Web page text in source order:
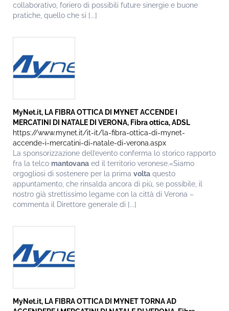
collaborativo, foriero di possibili future sinergie e buone
pratiche, quello che si [...]
MyNet.it, LA FIBRA OTTICA DI MYNET ACCENDE I
MERCATINI DI NATALE DI VERONA, Fibra ottica, ADSL
https://www.mynet.it/it-it/la-fibra-ottica-di-mynet-
accende-i-mercatini-di-natale-di-verona.aspx
La sponsorizzazione dell’evento conferma lo storico rapporto
fra la telco mantovana ed il territorio veronese.«Siamo
orgogliosi di sostenere per la prima volta questo
appuntamento, che rinsalda ancora di più, se possibile, il
nostro già strettissimo legame con la città di Verona –
commenta il Direttore generale di [...]
MyNet.it, LA FIBRA OTTICA DI MYNET TORNA AD